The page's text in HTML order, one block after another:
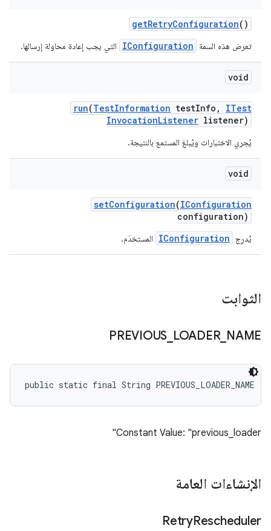
getRetryConfiguration()
تعرض هذه السمة IConfiguration التي يجب إعادة محاولة إرسالها.
void
run(TestInformation testInfo ,
ITest
InvocationListener listener)
يُجري الاختبارات ويُبلغ المستمع بالنتيجة.
void
setConfiguration(IConfiguration
configuration)
يُدرِج IConfiguration المستخدَم.
الثوابت
PREVIOUS LOADER_ NAME
public static final String PREVIOUS_LOADER_NAME
Constant Value: "previous_loader"
الإنشاءات العامة
RetryRescheduler